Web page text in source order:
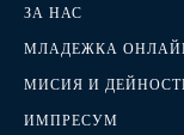
ЗА НАС
МЛАДЕЖКА
МИСИЯ И
ИМПРЕСУМ